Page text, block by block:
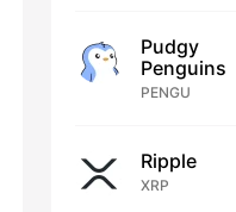
Pudgy
Penguins
PENGU
Ripple
XRP